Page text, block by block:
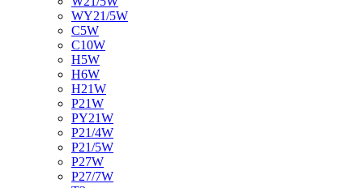
WY21/5W
C5W
C10W
H5W
H6W
H21W
P21W
PY21W
P21/4W
P21/5W
P27W
P27/7W